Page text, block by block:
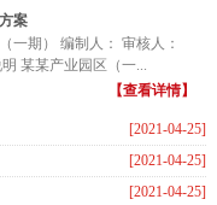
案
： 审核人：
某某产业园区（一...
【查看详情】
[2021-04-25]
[2021-04-25]
[2021-04-25]